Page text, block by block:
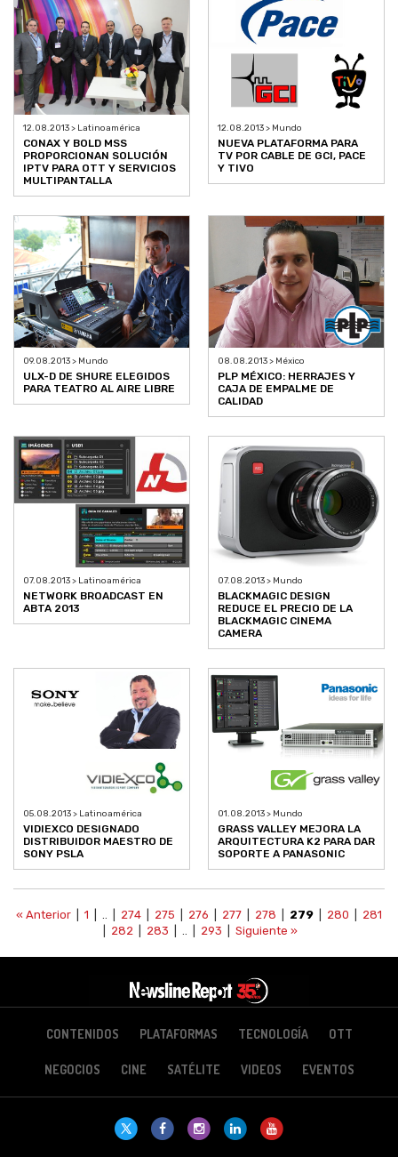
12.08.2013 > Latinoamérica
CONAX Y BOLD MSS
PROPORCIONAN SOLUCIÓN
IPTV PARA OTT Y SERVICIOS
MULTIPANTALLA
12.08.2013 > Mundo
NUEVA PLATAFORMA PARA
TV POR CABLE DE GCI, PACE
Y TIVO
09.08.2013 > Mundo
ULX-D DE SHURE ELEGIDOS
PARA TEATRO AL AIRE LIBRE
08.08.2013 > México
PLP MÉXICO: HERRAJES Y
CAJA DE EMPALME DE
CALIDAD
07.08.2013 > Latinoamérica
NETWORK BROADCAST EN
ABTA 2013
07.08.2013 > Mundo
BLACKMAGIC DESIGN
REDUCE EL PRECIO DE LA
BLACKMAGIC CINEMA
CAMERA
05.08.2013 > Latinoamérica
VIDIEXCO DESIGNADO
DISTRIBUIDOR MAESTRO DE
SONY PSLA
01.08.2013 > Mundo
GRASS VALLEY MEJORA LA
ARQUITECTURA K2 PARA DAR
SOPORTE A PANASONIC
« Anterior 1 | .. | 274 275 276 277 278 279 280
281
282 283 | .. | 293 Siguiente »
CONTENIDOS PLATAFORMAS TECNOLOGÍA OTT
NEGOCIOS CINE SATÉLITE VIDEOS EVENTOS